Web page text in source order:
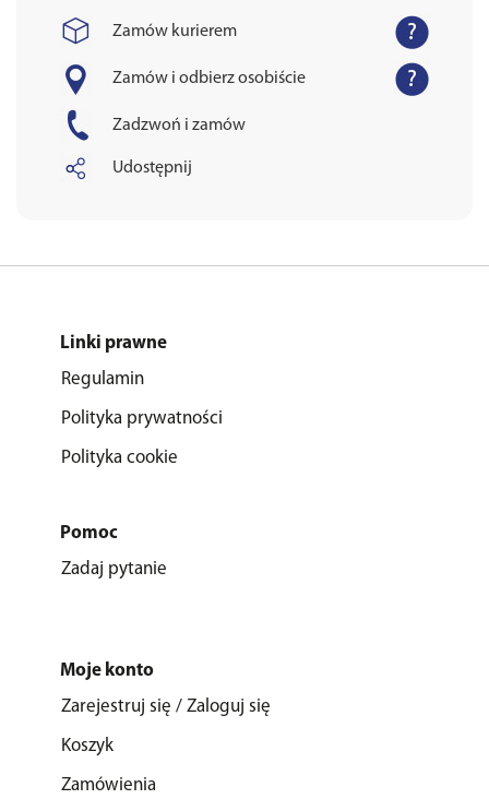
Zamów kurierem
Zamów i odbierz osobiście
Zadzwoń i zamów
Udostępnij
Linki prawne
Regulamin
Polityka prywatności
Polityka cookie
Pomoc
Zadaj pytanie
Moje konto
Zarejestruj się / Zaloguj się
Koszyk
Zamówienia